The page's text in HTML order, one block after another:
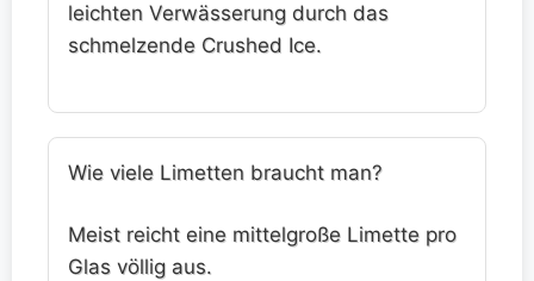
leichten Verwässerung durch das
schmelzende Crushed Ice.
Wie viele Limetten braucht man?
Meist reicht eine mittelgroße Limette pro
Glas völlig aus.